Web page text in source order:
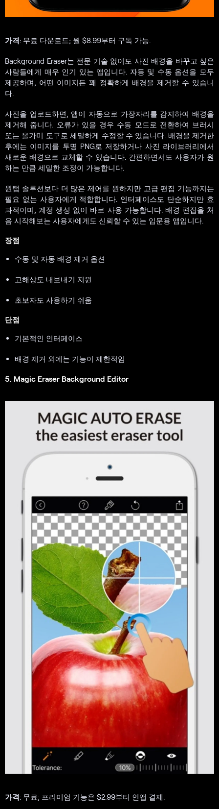
가격: 무료 다운로드; 월 $8.99부터 구독 가능.
Background Eraser는 전문 기술 없이도 사진 배경을 바꾸고 싶은
사람들에게 매우 인기 있는 앱입니다. 자동 및 수동 옵션을 모두
제공하며, 어떤 이미지든 꽤 정확하게 배경을 제거할 수 있습니
다.
사진을 업로드하면, 앱이 자동으로 가장자리를 감지하여 배경을
제거해 줍니다. 오류가 있을 경우 수동 모드로 전환하여 브러시
또는 올가미 도구로 세밀하게 수정할 수 있습니다. 배경을 제거한
후에는 이미지를 투명 PNG로 저장하거나 사진 라이브러리에서
새로운 배경으로 교체할 수 있습니다. 간편하면서도 사용자가 원
하는 만큼 세밀한 조정이 가능합니다.
원탭 솔루션보다 더 많은 제어를 원하지만 고급 편집 기능까지는
필요 없는 사용자에게 적합합니다. 인터페이스도 단순하지만 효
과적이며, 계정 생성 없이 바로 사용 가능합니다. 배경 편집을 처
음 시작해보는 사용자에게도 신뢰할 수 있는 입문용 앱입니다.
장점
수동 및 자동 배경 제거 옵션
고해상도 내보내기 지원
초보자도 사용하기 쉬움
단점
기본적인 인터페이스
배경 제거 외에는 기능이 제한적임
5. Magic Eraser Background Editor
가격: 무료; 프리미엄 기능은 $2.99부터 인앱 결제.